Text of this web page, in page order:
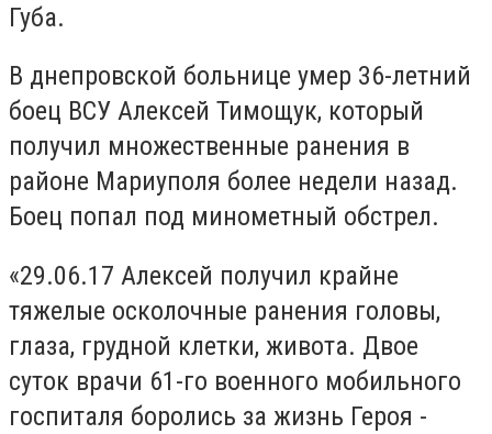
Губа.
В днепровской больнице умер 36-летний
боец ВСУ Алексей Тимощук, который
получил множественные ранения в
районе Мариуполя более недели назад.
Боец попал под минометный обстрел.
«29.06.17 Алексей получил крайне
тяжелые осколочные ранения головы,
глаза, грудной клетки, живота. Двое
суток врачи 61-го военного мобильного
госпиталя боролись за жизнь Героя -